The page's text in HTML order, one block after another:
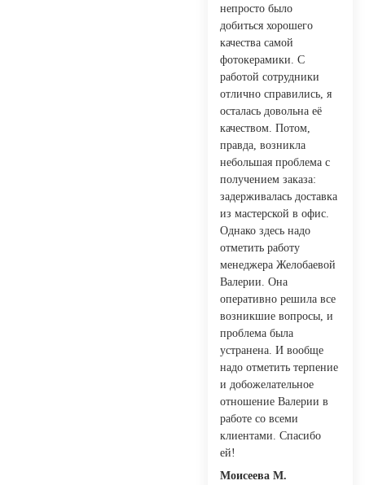
непросто было
добиться хорошего
качества самой
фотокерамики. С
работой сотрудники
отлично справились, я
осталась довольна её
качеством. Потом,
правда, возникла
небольшая проблема с
получением заказа:
задерживалась доставка
из мастерской в офис.
Однако здесь надо
отметить работу
менеджера Желобаевой
Валерии. Она
оперативно решила все
возникшие вопросы, и
проблема была
устранена. И вообще
надо отметить терпение
и добожелательное
отношение Валерии в
работе со всеми
клиентами. Спасибо
ей!
Моисеева М.